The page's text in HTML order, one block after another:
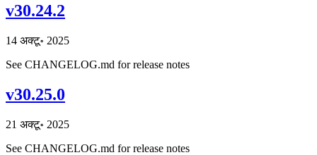
v30.24.2
14 अक्टू॰ 2025
See CHANGELOG.md for release notes
v30.25.0
21 अक्टू॰ 2025
See CHANGELOG.md for release notes